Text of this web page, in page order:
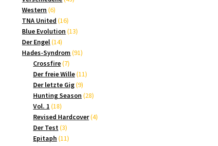
Western 66
Produkte
TNA United 1616
Produkte
Blue Evolution 1313
Der Engel 1414
Produkte
Hades-Syndrom 9191
Crossfire 77
Produkte
Der freie Wille 1111
Der letzte Gig 99
Produkte
Hunting Season 2828
Vol. 1 1818
Produkte
Revised Hardcover 44
Der Test 33
Produkte
Epitaph 1111